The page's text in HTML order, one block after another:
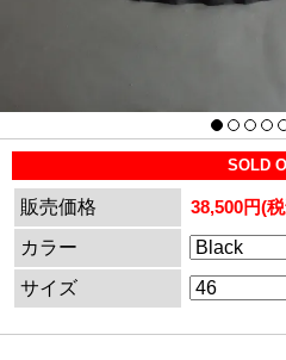
SOLD
販売価格
38,500円(
カラー
サイズ